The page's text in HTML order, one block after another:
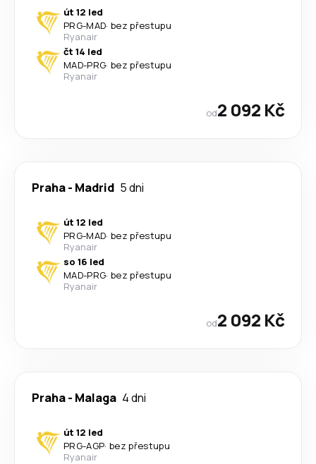
út 12 led
PRG-MAD· bez přestupu
Ryanair
čt 14 led
MAD-PRG· bez přestupu
Ryanair
od2 092 Kč
Praha- Madrid 5 dni
út 12 led
PRG-MAD· bez přestupu
Ryanair
so 16 led
MAD-PRG· bez přestupu
Ryanair
od2 092 Kč
Praha- Malaga 4 dni
út 12 led
PRG-AGP· bez přestupu
Ryanair